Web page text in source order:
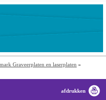
Graveerplaten en laserplaten »
afdrukken